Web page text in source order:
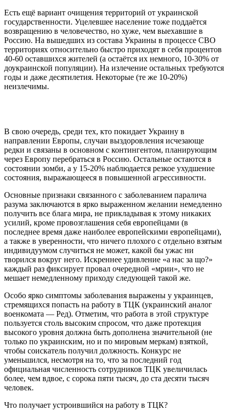
Есть ещё вариант очищения территорий от украинской
государственности. Уцелевшее население тоже поддаётся
возвращению в человечество, но хуже, чем выехавшие в
Россию. На вышедших из состава Украины в процессе СВО
территориях относительно быстро приходят в себя процентов
40-60 оставшихся жителей (а остаётся их немного, 10-30% от
доукраинской популяции). На излечение остальных требуются
годы и даже десятилетия. Некоторые (те же 10-20%)
неизлечимы.
В свою очередь, среди тех, кто покидает Украину в
направлении Европы, случаи выздоровления исчезающе
редки и связаны в основном с контингентом, планирующим
через Европу перебраться в Россию. Остальные остаются в
состоянии зомби, а у 15-20% наблюдается резкое ухудшение
состояния, выражающееся в повышенной агрессивности.
Основные признаки связанного с заболеванием паралича
разума заключаются в ярко выраженном желании немедленно
получить все блага мира, не прикладывая к этому никаких
усилий, кроме провозглашения себя европейцами (в
последнее время даже наиболее европейскими европейцами),
а также в уверенности, что ничего плохого с отдельно взятым
индивидуумом случиться не может, какой бы ужас ни
творился вокруг него. Искреннее удивление «а нас за що?»
каждый раз фиксирует провал очередной «мрии», что не
мешает немедленному приходу следующей такой же.
Особо ярко симптомы заболевания выражены у украинцев,
стремящихся попасть на работу в ТЦК (украинский аналог
военкомата — Ред). Отметим, что работа в этой структуре
пользуется столь высоким спросом, что даже протекция
высокого уровня должна быть дополнена значительной (не
только по украинским, но и по мировым меркам) взяткой,
чтобы соискатель получил должность. Конкурс не
уменьшился, несмотря на то, что за последний год
официальная численность сотрудников ТЦК увеличилась
более, чем вдвое, с сорока пяти тысяч, до ста десяти тысяч
человек.
Что получает устроившийся на работу в ТЦК?